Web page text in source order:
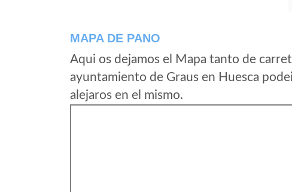
MAPA DE PANO
Aqui os dejamos el Mapa tanto de
ayuntamiento de Graus en Huesca
alejaros en el mismo.